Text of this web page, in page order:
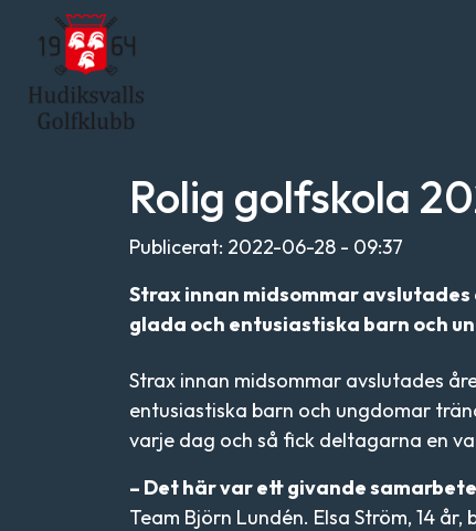
Rolig golfskola
Publicerat: 2022-06-28 - 09:37
Strax innan midsommar
glada och entusiastiska barn och
Strax innan midsommar avslutades
entusiastiska barn och ungdomar
varje dag och så fick deltagarna en
– Det här var ett givande
Team Björn Lundén. Elsa Ström, 14